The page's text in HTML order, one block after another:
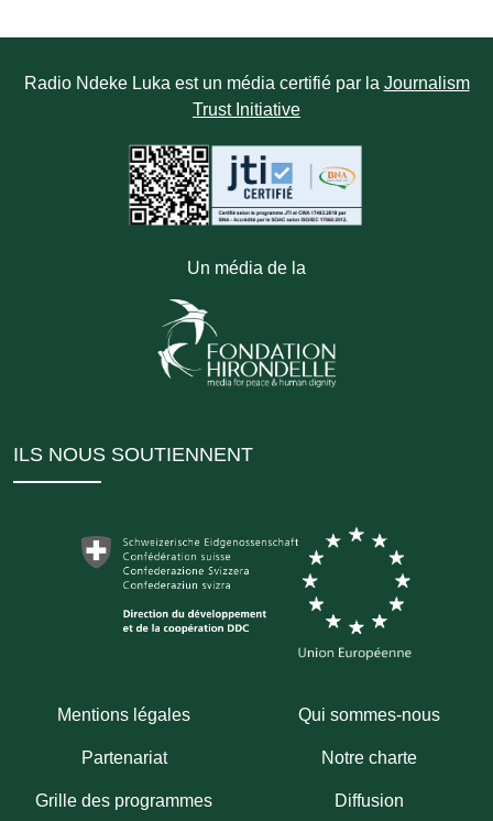
Radio Ndeke Luka est un média certifié par la Journalism
Trust Initiative
Un média de la
ILS NOUS SOUTIENNENT
Mentions légales Qui sommes-nous
Partenariat Notre charte
Grille des programmes Diffusion